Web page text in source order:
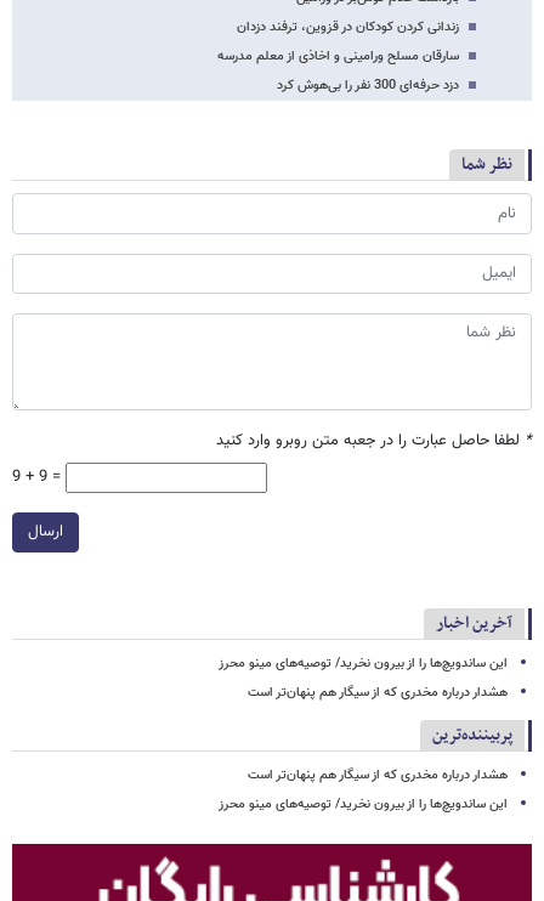
زندانی کردن کودکان در قزوین، ترفند دزدان
سارقان مسلح ورامینی و اخاذی از معلم مدرسه
دزد حرفه‌ای 300 نفر را بی‌هوش کرد
نظر شما
* لطفا حاصل عبارت را در جعبه متن روبرو وارد کنید
9 + 9 =
ارسال
آخرین اخبار
این ساندویچ‌ها را از بیرون نخرید/ توصیه‌های مینو محرز
هشدار درباره مخدری که از سیگار هم پنهان‌تر است
پربیننده‌ترین
هشدار درباره مخدری که از سیگار هم پنهان‌تر است
این ساندویچ‌ها را از بیرون نخرید/ توصیه‌های مینو محرز